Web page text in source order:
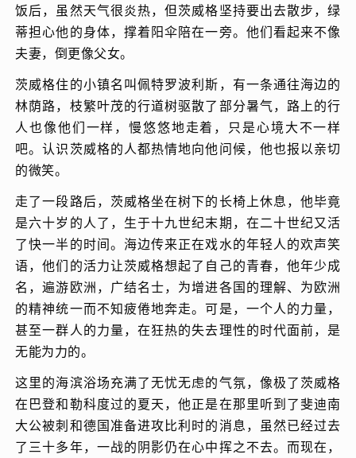
饭后，虽然天气很炎热，但茨威格坚持要出去散步，绿
蒂担心他的身体，撑着阳伞陪在一旁。他们看起来不像
夫妻，倒更像父女。
茨威格住的小镇名叫佩特罗波利斯，有一条通往海边的
林荫路，枝繁叶茂的行道树驱散了部分暑气，路上的行
人也像他们一样，慢悠悠地走着，只是心境大不一样
吧。认识茨威格的人都热情地向他问候，他也报以亲切
的微笑。
走了一段路后，茨威格坐在树下的长椅上休息，他毕竟
是六十岁的人了，生于十九世纪末期，在二十世纪又活
了快一半的时间。海边传来正在戏水的年轻人的欢声笑
语，他们的活力让茨威格想起了自己的青春，他年少成
名，遍游欧洲，广结名士，为增进各国的理解、为欧洲
的精神统一而不知疲倦地奔走。可是，一个人的力量，
甚至一群人的力量，在狂热的失去理性的时代面前，是
无能为力的。
这里的海滨浴场充满了无忧无虑的气氛，像极了茨威格
在巴登和勒科度过的夏天，他正是在那里听到了斐迪南
大公被刺和德国准备进攻比利时的消息，虽然已经过去
了三十多年，一战的阴影仍在心中挥之不去。而现在，